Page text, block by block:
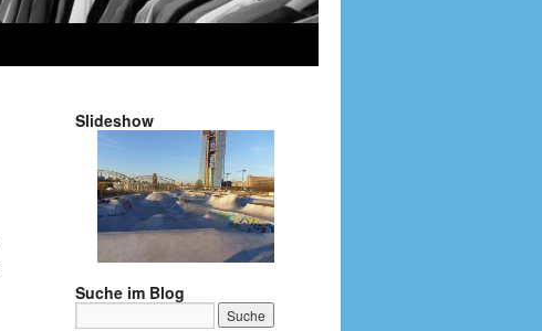
Slideshow
Suche im Blog